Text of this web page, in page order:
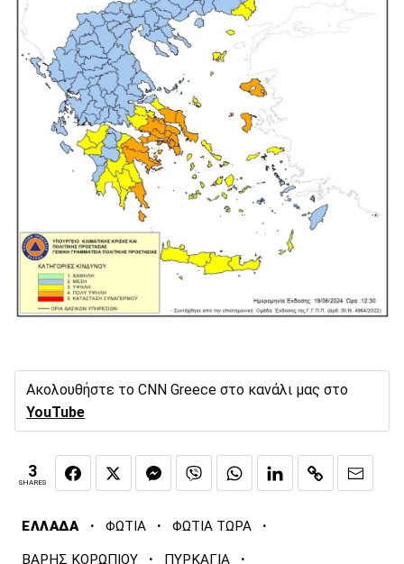
Ακολουθήστε το CNN Greece στο κανάλι μας στο
YouTube
3
SHARES
ΕΛΛΑΔΑ · ΦΩΤΙΑ · ΦΩΤΙΑ ΤΩΡΑ ·
ΒΑΡΗΣ ΚΟΡΩΠΙΟΥ · ΠΥΡΚΑΓΙΑ ·